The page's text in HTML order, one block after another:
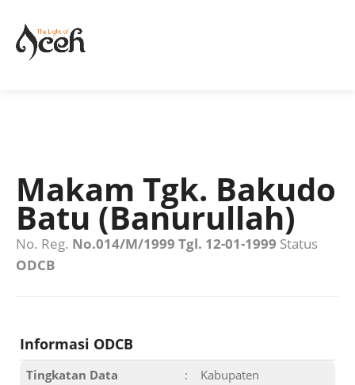
Makam Tgk. Bakudo
Batu (Banurullah)
No. Reg. No.014/M/1999 Tgl. 12-01-1999 Status
ODCB
Informasi ODCB
Tingkatan Data :
Kabupaten